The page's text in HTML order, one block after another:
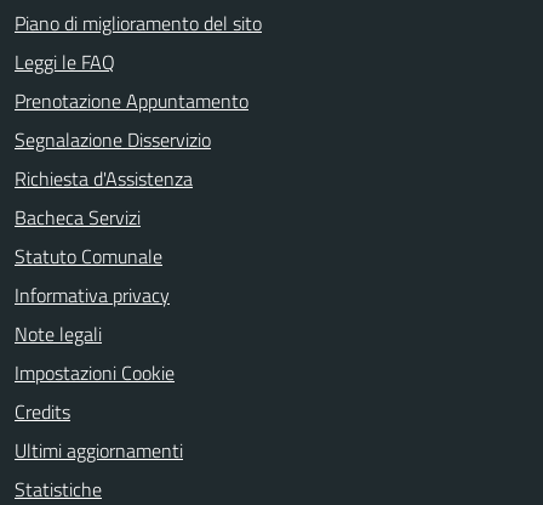
Piano di miglioramento del sito
Leggi le FAQ
Prenotazione Appuntamento
Segnalazione Disservizio
Richiesta d'Assistenza
Bacheca Servizi
Statuto Comunale
Informativa privacy
Note legali
Impostazioni Cookie
Credits
Ultimi aggiornamenti
Statistiche